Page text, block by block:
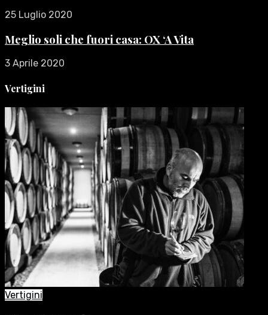
25 Luglio 2020
Meglio soli che fuori casa: OX ‘A Vita
3 Aprile 2020
Vertigini
Vertigini